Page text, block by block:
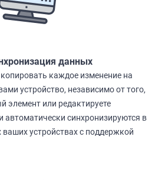
данных
каждое изменение на
устройство, независимо от того,
элемент или редактируете
синхронизируются в
устройствах с поддержкой